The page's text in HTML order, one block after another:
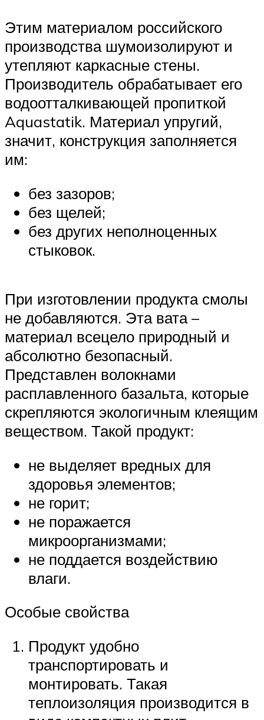
Этим материалом российского
производства шумоизолируют и
утепляют каркасные стены.
Производитель обрабатывает его
водоотталкивающей пропиткой
Aquastatik. Материал упругий,
значит, конструкция заполняется
им:
без зазоров;
без щелей;
без других неполноценных
стыковок.
При изготовлении продукта смолы
не добавляются. Эта вата –
материал всецело природный и
абсолютно безопасный.
Представлен волокнами
расплавленного базальта, которые
скрепляются экологичным клеящим
веществом. Такой продукт:
не выделяет вредных для
здоровья элементов;
не горит;
не поражается
микроорганизмами;
не поддается воздействию
влаги.
Особые свойства
Продукт удобно
транспортировать и
монтировать. Такая
теплоизоляция производится в